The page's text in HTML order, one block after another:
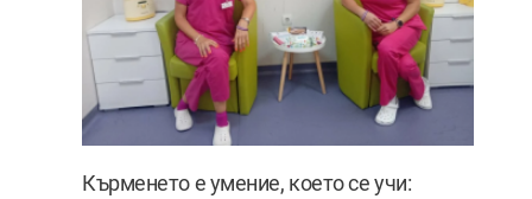
Кърменето е умение, което се учи: